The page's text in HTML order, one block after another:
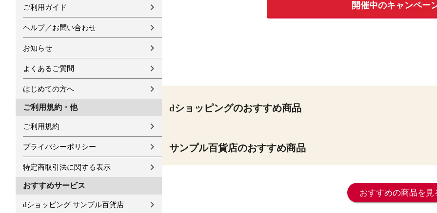
ご利用ガイド
ヘルプ／お問い合わせ
お知らせ
よくあるご質問
はじめての方へ
ご利用規約・他
ご利用規約
プライバシーポリシー
特定商取引法に関する表示
おすすめサービス
dショッピング サンプル百貨店
開催中のキャンペー
dショッピングのおすすめ商品
サンプル百貨店のおすすめ商品
おすすめの商品を見